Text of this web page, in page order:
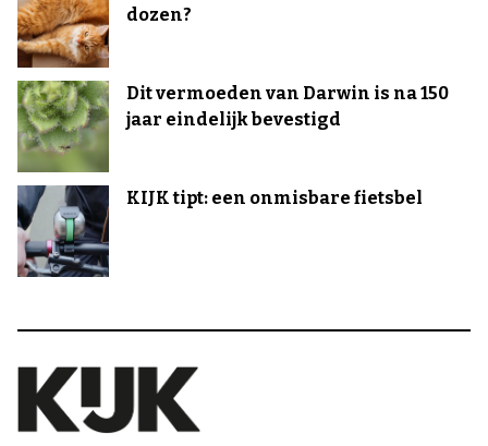
dozen?
Dit vermoeden van Darwin is na 150
jaar eindelijk bevestigd
KIJK tipt: een onmisbare fietsbel